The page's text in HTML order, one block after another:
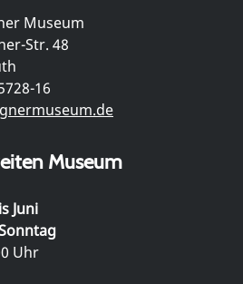
Museum
Str. 48
16
Museum
Juni
Uhr